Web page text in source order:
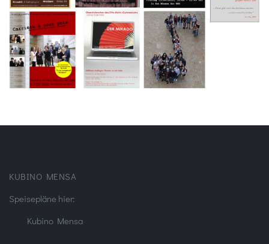
KUBINO MENSA
Speisepläne hier:
Kubino Mensa